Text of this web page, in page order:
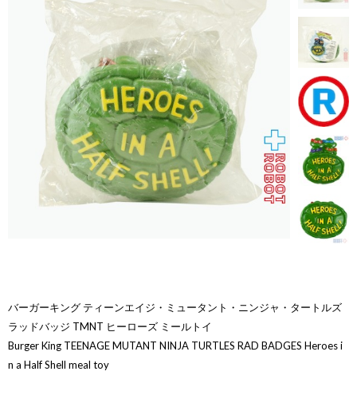
バーガーキング ティーンエイジ・ミュータント・ニンジャ・タートルズ
ラッドバッジ TMNT ヒーローズ ミールトイ
Burger King TEENAGE MUTANT NINJA TURTLES RAD BADGES Heroes i
n a Half Shell meal toy